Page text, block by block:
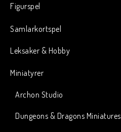
Figurspel
Samlarkortspel
Leksaker & Hobby
Miniatyrer
Archon Studio
Dungeons & Dragons Miniatures